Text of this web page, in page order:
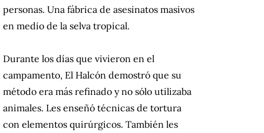
personas. Una fábrica de asesinatos masivos
en medio de la selva tropical.
Durante los días que vivieron en el
campamento, El Halcón demostró que su
método era más refinado y no sólo utilizaba
animales. Les enseñó técnicas de tortura
con elementos quirúrgicos. También les